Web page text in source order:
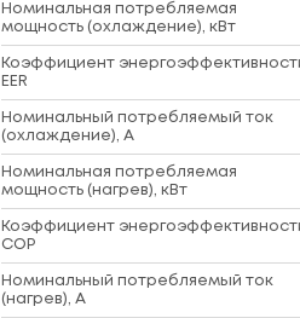
Номинальная потребляемая
мощность (охлаждение), кВт
Коэффициент
EER
Номинальный потребляемый ток
(охлаждение), А
Номинальная потребляемая
мощность (нагрев), кВт
Коэффициент
COP
Номинальный потребляемый ток
(нагрев), А